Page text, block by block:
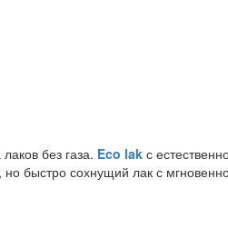
без газа. Eco lak с
быстро сохнущий лак с